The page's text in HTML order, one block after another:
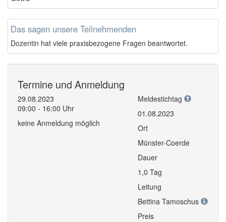
Das sagen unsere Teilnehmenden
Dozentin hat viele praxisbezogene Fragen beantwortet.
Termine und Anmeldung
29.08.2023
09:00 - 16:00 Uhr
keine Anmeldung möglich
Meldestichtag
01.08.2023
Ort
Münster-Coerde
Dauer
1,0 Tag
Leitung
Bettina Tamoschus
Preis